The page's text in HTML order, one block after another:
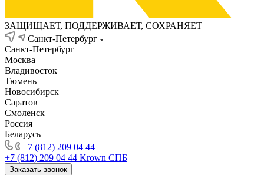
ЗАЩИЩАЕТ, ПОДДЕРЖИВАЕТ, СОХРАНЯЕТ
Санкт-Петербург
Санкт-Петербург
Москва
Владивосток
Тюмень
Новосибирск
Саратов
Смоленск
Россия
Беларусь
+7 (812) 209 04 44
+7 (812) 209 04 44 Krown СПБ
Заказать звонок